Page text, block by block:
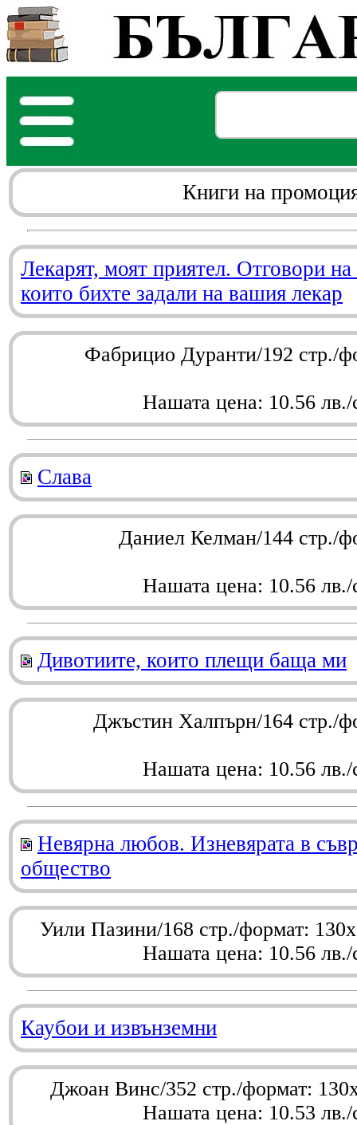
Книги на
Лекарят, моят приятел. Отговори
които бихте задали на вашия лекар
Фабрицио Дуранти/192 стр./
Нашата цена: 10.56 лв./
Слава
Даниел Келман/144 стр./
Нашата цена: 10.56 лв./
Дивотиите, които плещи баща ми
Джъстин Халпърн/164 стр./
Нашата цена: 10.56 лв./
Невярна любов. Изневярата в
общество
Уили Пазини/168 стр./формат:
Нашата цена: 10.56 лв./
Каубои и извънземни
Джоан Винс/352 стр./формат:
Нашата цена: 10.53 лв./